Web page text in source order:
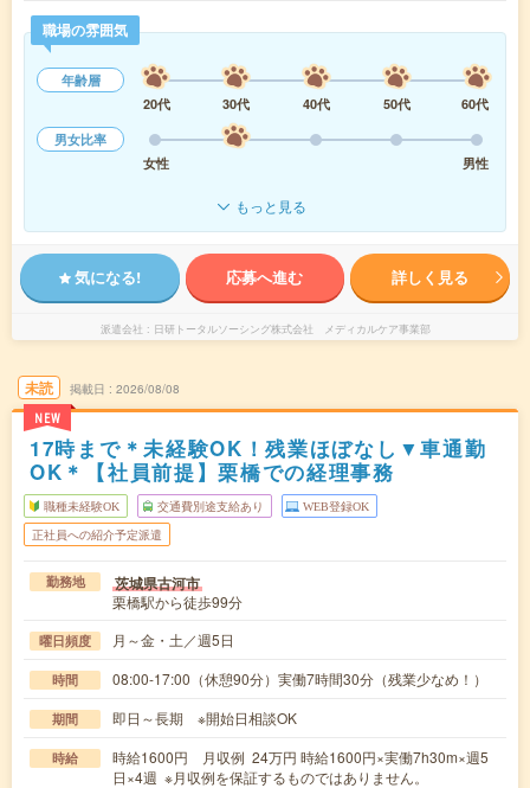
職場の雰囲気
年齢層
20代
30代 40代 50代
60代
男女比率
女性
男性
もっと見る
気になる! 応募へ進む 詳しく見る
派遣会社 日研トータルソーシング株式会社 メディカルケア事業部
未読
NEW
掲載日 2026/08/08
17時まで＊未経験OK！残業ほぼなし▼車通勤
OK＊【社員前提】栗橋での経理事務
職種未経験OK 交通費別途支給あり WEB登録OK
正社員への紹介予定派遣
勤務地 茨城県古河市
栗橋駅から徒歩99分
曜日頻度 月～金・土／週5日
時間 08:00-17:00（休憩90分）実働7時間30分（残業少なめ！）
期間 即日～長期 ※開始日相談OK
時給
時給1600円 月収例 24万円 時給1600円×実働7h30m×週5
日×4週 ※月収例を保証するものではありません。